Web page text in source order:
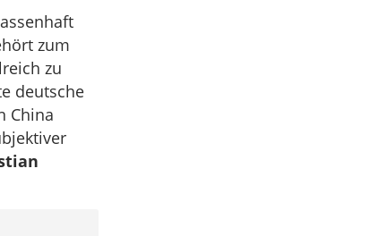
zum
zu
deutsche
China